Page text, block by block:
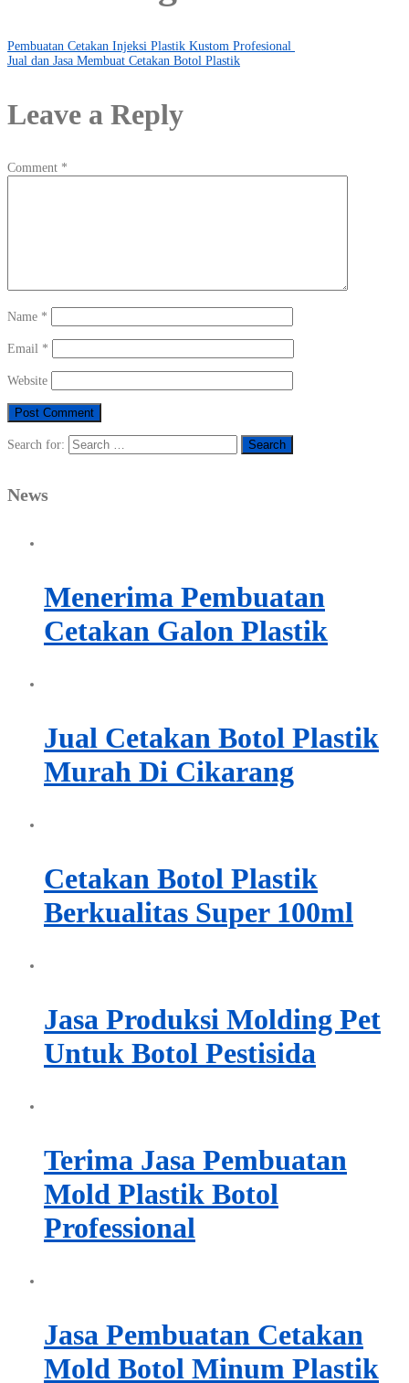
Pembuatan Cetakan Injeksi Plastik Kustom Profesional
Jual dan Jasa Membuat Cetakan Botol Plastik
Leave a Reply
Comment *
Name *
Email *
Website
Search for:
News
Menerima Pembuatan
Cetakan Galon Plastik
Jual Cetakan Botol Plastik
Murah Di Cikarang
Cetakan Botol Plastik
Berkualitas Super 100ml
Jasa Produksi Molding Pet
Untuk Botol Pestisida
Terima Jasa Pembuatan
Mold Plastik Botol
Professional
Jasa Pembuatan Cetakan
Mold Botol Minum Plastik